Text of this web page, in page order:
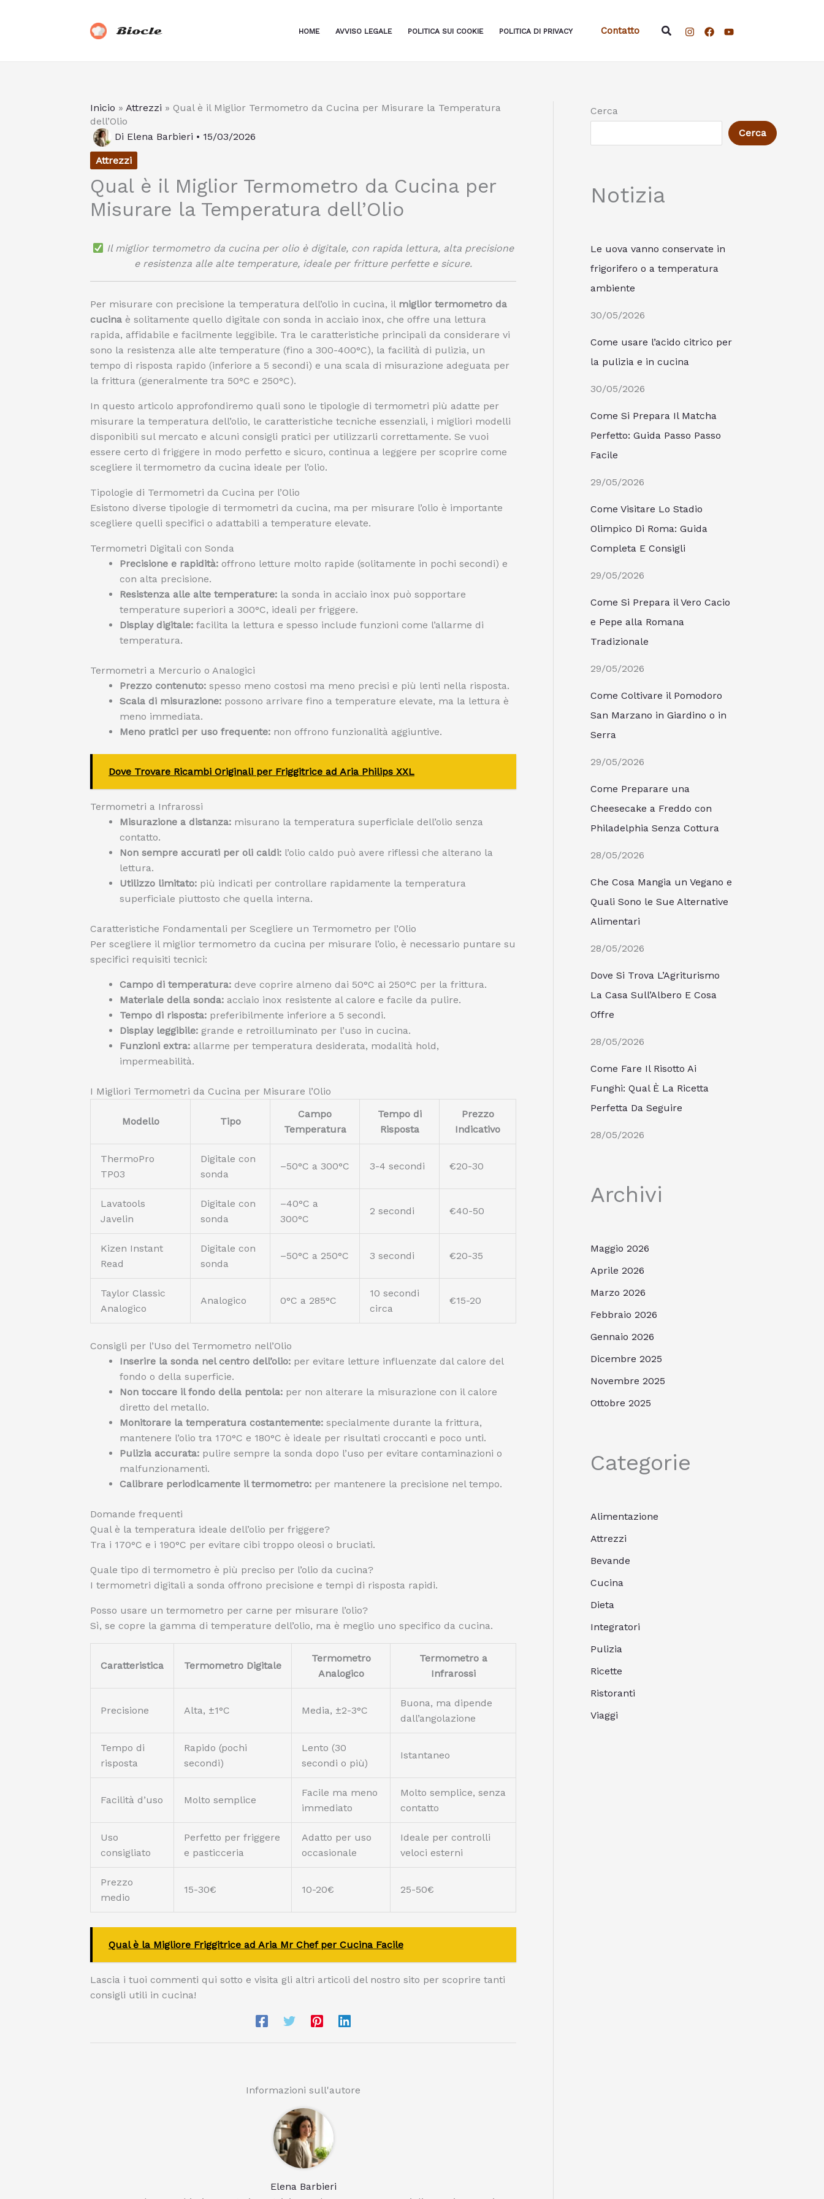
Biocle HOME AVVISO LEGALE POLITICA SUI COOKIE POLITICA DI PRIVACY Contatto Cerca
Inicio » Attrezzi » Qual è il Miglior Termometro da Cucina per Misurare la Temperatura
dell’Olio
Di Elena Barbieri • 15/03/2026
Attrezzi
Qual è il Miglior Termometro da Cucina per
Misurare la Temperatura dell’Olio
Il miglior termometro da cucina per olio è digitale, con rapida lettura, alta precisione
e resistenza alle alte temperature, ideale per fritture perfette e sicure.
Per misurare con precisione la temperatura dell’olio in cucina, il miglior termometro da
cucina è solitamente quello digitale con sonda in acciaio inox, che offre una lettura
rapida, affidabile e facilmente leggibile. Tra le caratteristiche principali da considerare vi
sono la resistenza alle alte temperature (fino a 300-400°C), la facilità di pulizia, un
tempo di risposta rapido (inferiore a 5 secondi) e una scala di misurazione adeguata per
la frittura (generalmente tra 50°C e 250°C).
In questo articolo approfondiremo quali sono le tipologie di termometri più adatte per
misurare la temperatura dell’olio, le caratteristiche tecniche essenziali, i migliori modelli
disponibili sul mercato e alcuni consigli pratici per utilizzarli correttamente. Se vuoi
essere certo di friggere in modo perfetto e sicuro, continua a leggere per scoprire come
scegliere il termometro da cucina ideale per l’olio.
Tipologie di Termometri da Cucina per l’Olio
Esistono diverse tipologie di termometri da cucina, ma per misurare l’olio è importante
scegliere quelli specifici o adattabili a temperature elevate.
Termometri Digitali con Sonda
Precisione e rapidità: offrono letture molto rapide (solitamente in pochi secondi) e
con alta precisione.
Resistenza alle alte temperature: la sonda in acciaio inox può sopportare
temperature superiori a 300°C, ideali per friggere.
Display digitale: facilita la lettura e spesso include funzioni come l’allarme di
temperatura.
Termometri a Mercurio o Analogici
Prezzo contenuto: spesso meno costosi ma meno precisi e più lenti nella risposta.
Scala di misurazione: possono arrivare fino a temperature elevate, ma la lettura è
meno immediata.
Meno pratici per uso frequente: non offrono funzionalità aggiuntive.
Dove Trovare Ricambi Originali per Friggitrice ad Aria Philips XXL
Termometri a Infrarossi
Misurazione a distanza: misurano la temperatura superficiale dell’olio senza
contatto.
Non sempre accurati per oli caldi: l’olio caldo può avere riflessi che alterano la
lettura.
Utilizzo limitato: più indicati per controllare rapidamente la temperatura
superficiale piuttosto che quella interna.
Caratteristiche Fondamentali per Scegliere un Termometro per l’Olio
Per scegliere il miglior termometro da cucina per misurare l’olio, è necessario puntare su
specifici requisiti tecnici:
Campo di temperatura: deve coprire almeno dai 50°C ai 250°C per la frittura.
Materiale della sonda: acciaio inox resistente al calore e facile da pulire.
Tempo di risposta: preferibilmente inferiore a 5 secondi.
Display leggibile: grande e retroilluminato per l’uso in cucina.
Funzioni extra: allarme per temperatura desiderata, modalità hold,
impermeabilità.
I Migliori Termometri da Cucina per Misurare l’Olio
Modello Tipo
Campo
Temperatura
Tempo di
Risposta
Prezzo
Indicativo
ThermoPro
TP03
Digitale con
sonda
–50°C a 300°C 3-4 secondi €20-30
Lavatools
Javelin
Digitale con
sonda
–40°C a
300°C
2 secondi €40-50
Kizen Instant
Read
Digitale con
sonda
–50°C a 250°C 3 secondi €20-35
Taylor Classic
Analogico
Analogico 0°C a 285°C
10 secondi
circa
€15-20
Consigli per l’Uso del Termometro nell’Olio
Inserire la sonda nel centro dell’olio: per evitare letture influenzate dal calore del
fondo o della superficie.
Non toccare il fondo della pentola: per non alterare la misurazione con il calore
diretto del metallo.
Monitorare la temperatura costantemente: specialmente durante la frittura,
mantenere l’olio tra 170°C e 180°C è ideale per risultati croccanti e poco unti.
Pulizia accurata: pulire sempre la sonda dopo l’uso per evitare contaminazioni o
malfunzionamenti.
Calibrare periodicamente il termometro: per mantenere la precisione nel tempo.
Domande frequenti
Qual è la temperatura ideale dell’olio per friggere?
Tra i 170°C e i 190°C per evitare cibi troppo oleosi o bruciati.
Quale tipo di termometro è più preciso per l’olio da cucina?
I termometri digitali a sonda offrono precisione e tempi di risposta rapidi.
Posso usare un termometro per carne per misurare l’olio?
Sì, se copre la gamma di temperature dell’olio, ma è meglio uno specifico da cucina.
Caratteristica Termometro Digitale
Termometro
Analogico
Termometro a
Infrarossi
Precisione Alta, ±1°C Media, ±2-3°C
Buona, ma dipende
dall’angolazione
Tempo di
risposta
Rapido (pochi
secondi)
Lento (30
secondi o più)
Istantaneo
Facilità d’uso Molto semplice
Facile ma meno
immediato
Molto semplice, senza
contatto
Uso
consigliato
Perfetto per friggere
e pasticceria
Adatto per uso
occasionale
Ideale per controlli
veloci esterni
Prezzo
medio
15-30€ 10-20€ 25-50€
Qual è la Migliore Friggitrice ad Aria Mr Chef per Cucina Facile
Lascia i tuoi commenti qui sotto e visita gli altri articoli del nostro sito per scoprire tanti
consigli utili in cucina!
Informazioni sull'autore
Elena Barbieri
Cerca
Cerca
Notizia
Le uova vanno conservate in
frigorifero o a temperatura
ambiente
30/05/2026
Come usare l’acido citrico per
la pulizia e in cucina
30/05/2026
Come Si Prepara Il Matcha
Perfetto: Guida Passo Passo
Facile
29/05/2026
Come Visitare Lo Stadio
Olimpico Di Roma: Guida
Completa E Consigli
29/05/2026
Come Si Prepara il Vero Cacio
e Pepe alla Romana
Tradizionale
29/05/2026
Come Coltivare il Pomodoro
San Marzano in Giardino o in
Serra
29/05/2026
Come Preparare una
Cheesecake a Freddo con
Philadelphia Senza Cottura
28/05/2026
Che Cosa Mangia un Vegano e
Quali Sono le Sue Alternative
Alimentari
28/05/2026
Dove Si Trova L’Agriturismo
La Casa Sull’Albero E Cosa
Offre
28/05/2026
Come Fare Il Risotto Ai
Funghi: Qual È La Ricetta
Perfetta Da Seguire
28/05/2026
Archivi
Maggio 2026
Aprile 2026
Marzo 2026
Febbraio 2026
Gennaio 2026
Dicembre 2025
Novembre 2025
Ottobre 2025
Categorie
Alimentazione
Attrezzi
Bevande
Cucina
Dieta
Integratori
Pulizia
Ricette
Ristoranti
Viaggi